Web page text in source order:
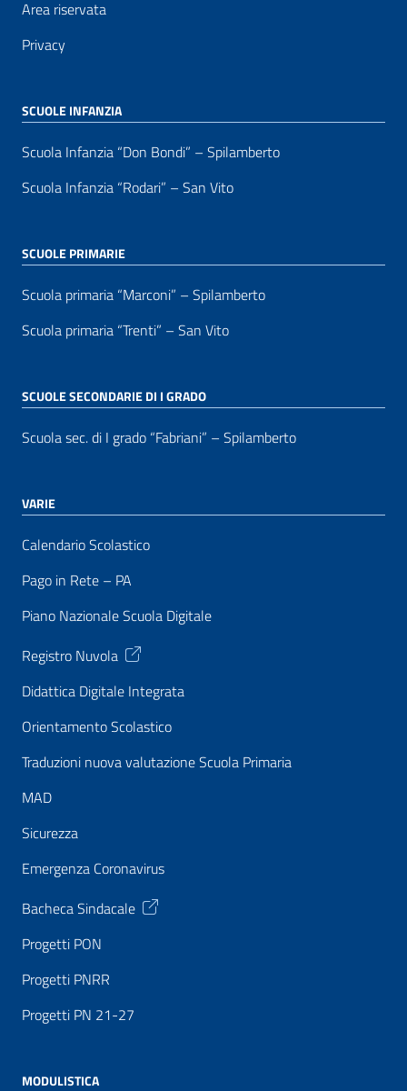
Area riservata
Privacy
SCUOLE INFANZIA
Scuola Infanzia “Don Bondi” – Spilamberto
Scuola Infanzia “Rodari” – San Vito
SCUOLE PRIMARIE
Scuola primaria “Marconi” – Spilamberto
Scuola primaria “Trenti” – San Vito
SCUOLE SECONDARIE DI I GRADO
Scuola sec. di I grado “Fabriani” – Spilamberto
VARIE
Calendario Scolastico
Pago in Rete – PA
Piano Nazionale Scuola Digitale
Registro Nuvola
Didattica Digitale Integrata
Orientamento Scolastico
Traduzioni nuova valutazione Scuola Primaria
MAD
Sicurezza
Emergenza Coronavirus
Bacheca Sindacale
Progetti PON
Progetti PNRR
Progetti PN 21-27
MODULISTICA